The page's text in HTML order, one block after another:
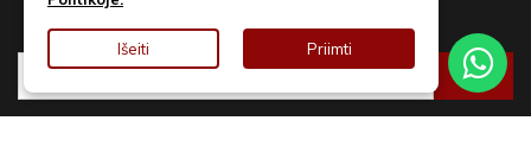
Išeiti Priimti
NAUJIENLAIŠKIAI